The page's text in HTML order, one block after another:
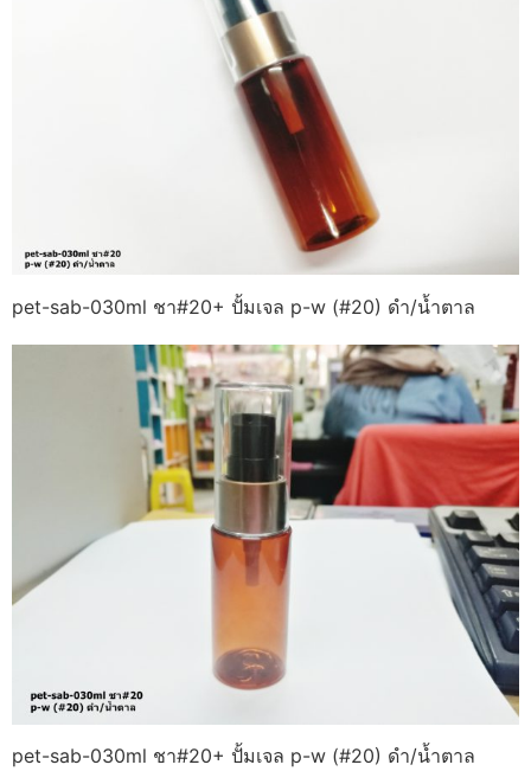
pet-sab-030ml ชา#20+ ปั้มเจล p-w (#20) ดำ/น้ำตาล
pet-sab-030ml ชา#20+ ปั้มเจล p-w (#20) ดำ/น้ำตาล